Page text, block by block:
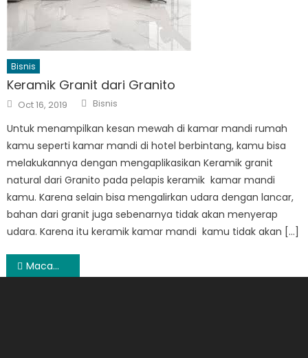
Bisnis
Keramik Granit dari Granito
Posted
on
Oct 16, 2019 Author
Bisnis
Untuk menampilkan kesan mewah di kamar mandi rumah
kamu seperti kamar mandi di hotel berbintang, kamu bisa
melakukannya dengan mengaplikasikan Keramik granit
natural dari Granito pada pelapis keramik kamar mandi
kamu. Karena selain bisa mengalirkan udara dengan lancar,
bahan dari granit juga sebenarnya tidak akan menyerap
udara. Karena itu keramik kamar mandi kamu tidak akan […]
Post
Macam-Macam Aksesoris Komputer Murah